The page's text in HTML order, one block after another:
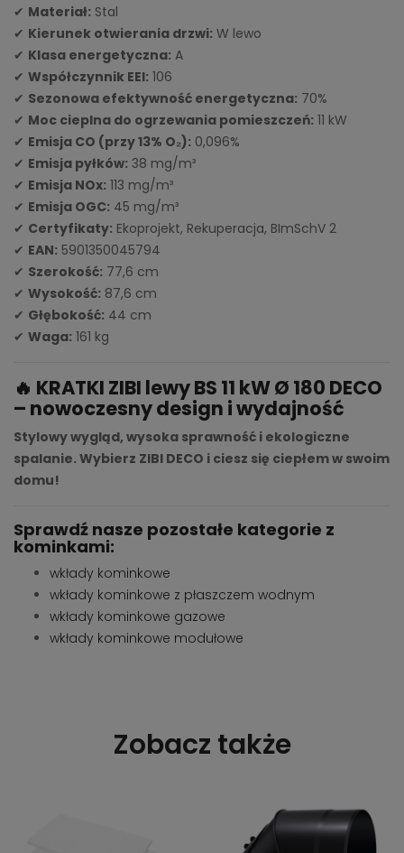
✔ Materiał: Stal
✔ Kierunek otwierania drzwi: W lewo
✔ Klasa energetyczna: A
✔ Współczynnik EEI: 106
✔ Sezonowa efektywność energetyczna: 70%
✔ Moc cieplna do ogrzewania pomieszczeń: 11 kW
✔ Emisja CO (przy 13% O₂): 0,096%
✔ Emisja pyłków: 38 mg/m³
✔ Emisja NOx: 113 mg/m³
✔ Emisja OGC: 45 mg/m³
✔ Certyfikaty: Ekoprojekt, Rekuperacja, BImSchV 2
✔ EAN: 5901350045794
✔ Szerokość: 77,6 cm
✔ Wysokość: 87,6 cm
✔ Głębokość: 44 cm
✔ Waga: 161 kg
🔥 KRATKI ZIBI lewy BS 11 kW Ø 180 DECO
– nowoczesny design i wydajność
Stylowy wygląd, wysoka sprawność i ekologiczne
spalanie. Wybierz ZIBI DECO i ciesz się ciepłem w swoim
domu!
Sprawdź nasze pozostałe kategorie z
kominkami:
wkłady kominkowe
wkłady kominkowe z płaszczem wodnym
wkłady kominkowe gazowe
wkłady kominkowe modułowe
Zobacz także